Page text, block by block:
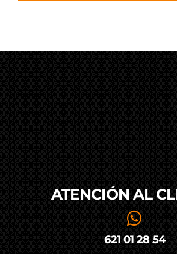
ATENCIÓN AL
621 01 28 54